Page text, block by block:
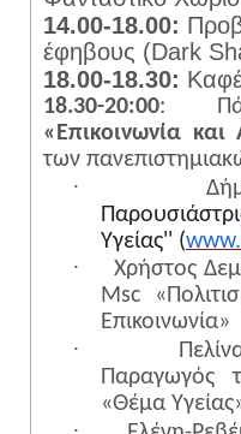
14.00-18.00:
έφηβους (Dark
18.00-18.30:
18.30-20:00:
«Επικοινωνία και
των
·
Υγείας'' (
· Χρήστος
Msc
Επικοινωνία»
·
Παραγωγός
«Θέμα